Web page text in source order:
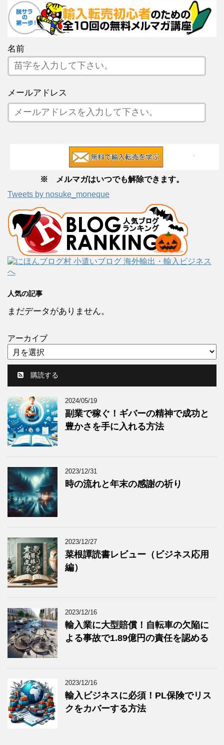
名前
メールアドレス
※ メルマガはいつでも解除できます。
Tweets by nosuke_moneque
人気の記事
まだデータがありません。
アーカイブ
購読する
2024/05/19
副業で稼ぐ！ギバーの精神で成功と
豊かさを手に入れる方法
2023/12/31
時の流れと年末の感謝の祈り
2023/12/27
菜根譚読書レビュー（ビジネス応用
編）
2023/12/16
輸入業に大型賠償！自転車の欠陥に
よる事故で1.89億円の責任を認める
2023/12/16
輸入ビジネスに必須！PL保険でリス
クをカバーする方法